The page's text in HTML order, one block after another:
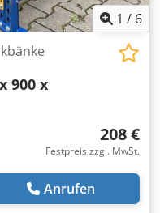
1 / 6
900 x
208 €
Festpreis zzgl. MwSt.
Anrufen